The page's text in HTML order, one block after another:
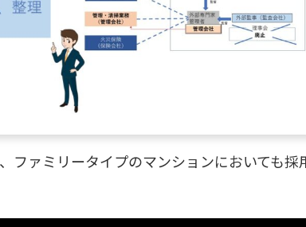
ファミリータイプのマンションにおいても採